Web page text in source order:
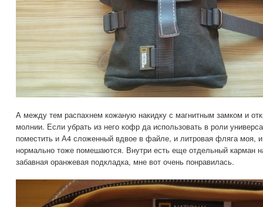
А между тем распахнем кожаную накидку с магнитным замком и
молнии. Если убрать из него кофр да использовать в роли
поместить и А4 сложенный вдвое в файле, и литровая фляга моя,
нормально тоже помешаются. Внутри есть еще отдельный карман
забавная оранжевая подкладка, мне вот очень понравилась.